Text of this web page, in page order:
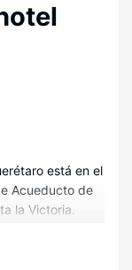
está en el
Acueducto de
la Victoria.
km de